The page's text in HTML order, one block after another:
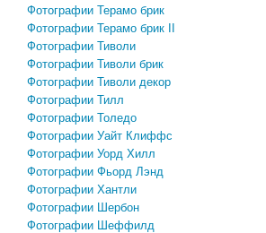
Фотографии Терамо брик
Фотографии Терамо брик II
Фотографии Тиволи
Фотографии Тиволи брик
Фотографии Тиволи декор
Фотографии Тилл
Фотографии Толедо
Фотографии Уайт Клиффс
Фотографии Уорд Хилл
Фотографии Фьорд Лэнд
Фотографии Хантли
Фотографии Шербон
Фотографии Шеффилд